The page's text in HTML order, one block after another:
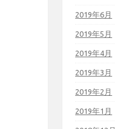
2019年6月
2019年5月
2019年4月
2019年3月
2019年2月
2019年1月